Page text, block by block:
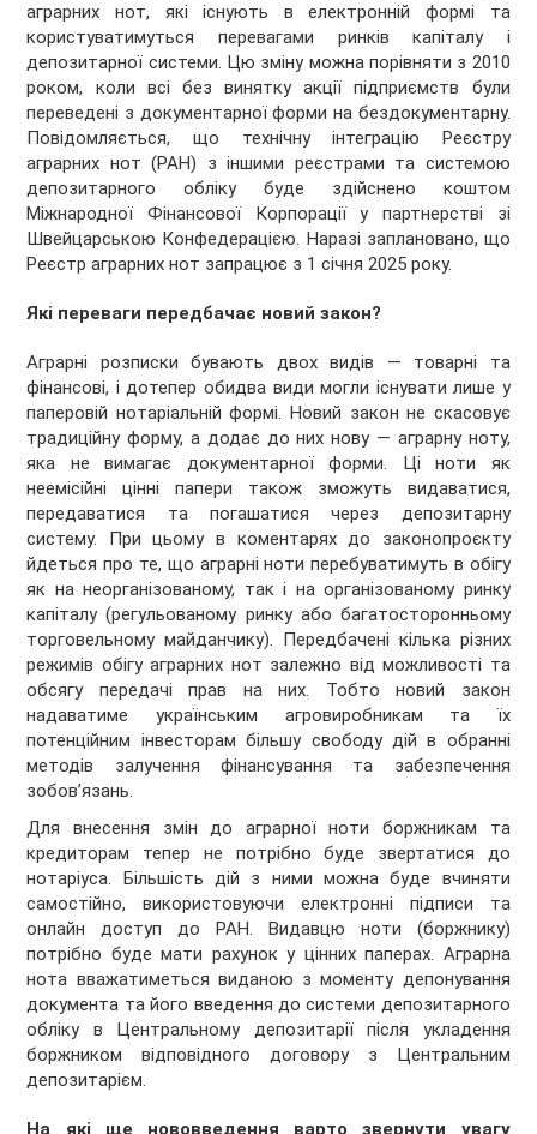
аграрних нот, які існують в електронній формі та
користуватимуться перевагами ринків капіталу і
депозитарної системи. Цю зміну можна порівняти з 2010
роком, коли всі без винятку акції підприємств були
переведені з документарної форми на бездокументарну.
Повідомляється, що технічну інтеграцію Реєстру
аграрних нот (РАН) з іншими реєстрами та системою
депозитарного обліку буде здійснено коштом
Міжнародної Фінансової Корпорації у партнерстві зі
Швейцарською Конфедерацією. Наразі заплановано, що
Реєстр аграрних нот запрацює з 1 січня 2025 року.
Які переваги передбачає новий закон?
Аграрні розписки бувають двох видів — товарні та
фінансові, і дотепер обидва види могли існувати лише у
паперовій нотаріальній формі. Новий закон не скасовує
традиційну форму, а додає до них нову — аграрну ноту,
яка не вимагає документарної форми. Ці ноти як
неемісійні цінні папери також зможуть видаватися,
передаватися та погашатися через депозитарну
систему. При цьому в коментарях до законопроєкту
йдеться про те, що аграрні ноти перебуватимуть в обігу
як на неорганізованому, так і на організованому ринку
капіталу (регульованому ринку або багатосторонньому
торговельному майданчику). Передбачені кілька різних
режимів обігу аграрних нот залежно від можливості та
обсягу передачі прав на них. Тобто новий закон
надаватиме українським агровиробникам та їх
потенційним інвесторам більшу свободу дій в обранні
методів залучення фінансування та забезпечення
зобов’язань.
Для внесення змін до аграрної ноти боржникам та
кредиторам тепер не потрібно буде звертатися до
нотаріуса. Більшість дій з ними можна буде вчиняти
самостійно, використовуючи електронні підписи та
онлайн доступ до РАН. Видавцю ноти (боржнику)
потрібно буде мати рахунок у цінних паперах. Аграрна
нота вважатиметься виданою з моменту депонування
документа та його введення до системи депозитарного
обліку в Центральному депозитарії після укладення
боржником відповідного договору з Центральним
депозитарієм.
На які ще нововведення варто звернути увагу